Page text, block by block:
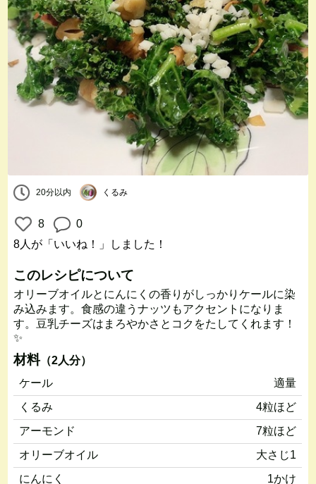
20分以内 くるみ
8
0
8人 が「いいね！」しました！
このレシピについて
オリーブオイルとにんにくの香りがしっかりケールに染
み込みます。食感の違うナッツもアクセントになりま
す。豆乳チーズはまろやかさとコクをたしてくれます！
✨
材料（2人分）
ケール
適量
くるみ
4粒ほど
アーモンド
7粒ほど
オリーブオイル
大さじ1
にんにく
1かけ